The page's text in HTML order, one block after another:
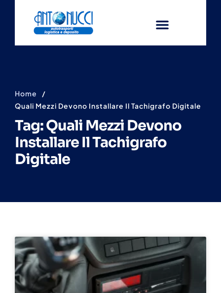
Home
/
Quali Mezzi Devono Installare Il Tachigrafo Digitale
Tag: Quali Mezzi Devono
Installare Il Tachigrafo
Digitale